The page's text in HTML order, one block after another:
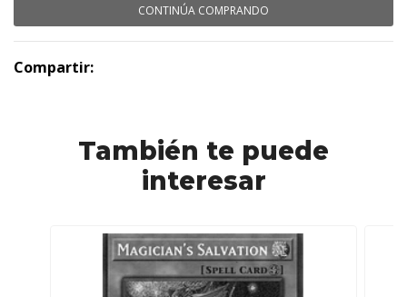
CONTINÚA COMPRANDO
Compartir:
También te puede
interesar